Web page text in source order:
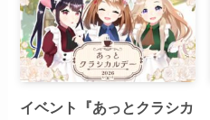
イベント『あっとクラシカ